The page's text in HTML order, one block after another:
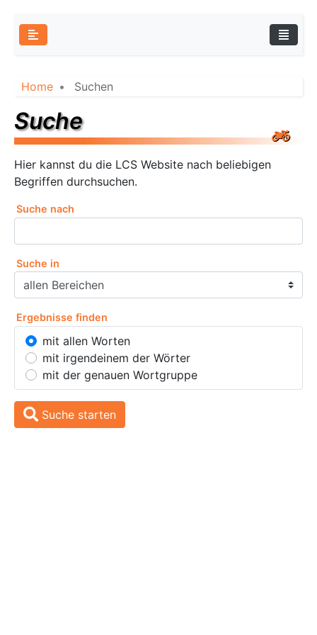
Home Suchen
Suche
Hier kannst du die LCS Website nach beliebigen
Begriffen durchsuchen.
Suche nach
Suche in
Ergebnisse finden
mit allen Worten
mit irgendeinem der Wörter
mit der genauen Wortgruppe
Suche starten